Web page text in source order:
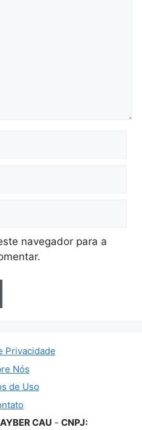
navegador para a
Privacidade
Nós
de Uso
CAU - CNPJ: